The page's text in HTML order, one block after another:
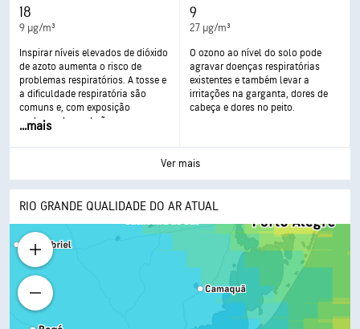
saúde.
18
9 µg/m³
Inspirar níveis elevados de dióxido
de azoto aumenta o risco de
problemas respiratórios. A tosse e
a dificuldade respiratória são
comuns e, com exposição
prolongada, poderão ocorrer
infeções respiratórias.
...mais
9
27 µg/m³
O ozono ao nível do solo pode
agravar doenças respiratórias
existentes e também levar a
irritações na garganta, dores de
cabeça e dores no peito.
Ver mais
RIO GRANDE QUALIDADE DO AR ATUAL